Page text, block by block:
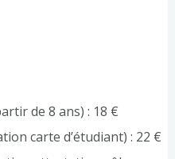
de 8 ans) : 18 €
carte d’étudiant) : 22 €